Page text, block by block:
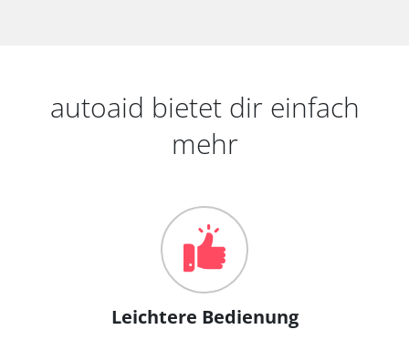
autoaid bietet dir einfach
mehr
Leichtere Bedienung